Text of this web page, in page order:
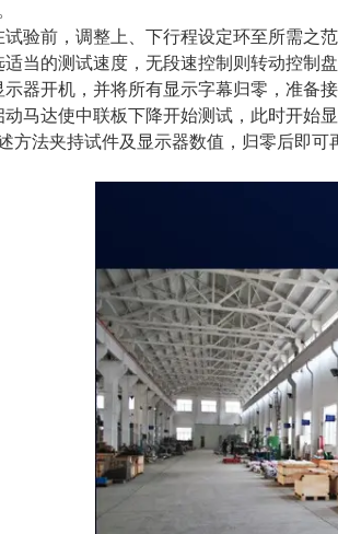
试验前，调整上、下行程设定环至所需之
适当的测试速度，无段速控制则转动控制
示器开机，并将所有显示字幕归零，准备接
动马达使中联板下降开始测试，此时开始
方法夹持试件及显示器数值，归零后即